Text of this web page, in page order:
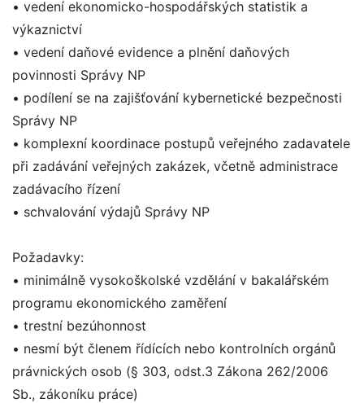
• vedení ekonomicko-hospodářských statistik a
výkaznictví
• vedení daňové evidence a plnění daňových
povinnosti Správy NP
• podílení se na zajišťování kybernetické bezpečnosti
Správy NP
• komplexní koordinace postupů veřejného zadavatele
při zadávání veřejných zakázek, včetně administrace
zadávacího řízení
• schvalování výdajů Správy NP
Požadavky:
• minimálně vysokoškolské vzdělání v bakalářském
programu ekonomického zaměření
• trestní bezúhonnost
• nesmí být členem řídících nebo kontrolních orgánů
právnických osob (§ 303, odst.3 Zákona 262/2006
Sb., zákoníku práce)